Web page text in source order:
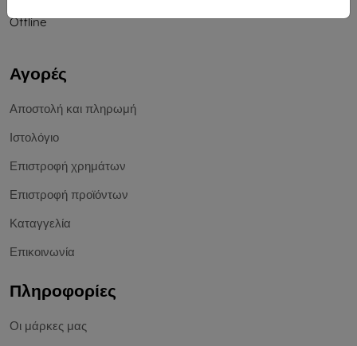
Offline
Αγορές
Αποστολή και πληρωμή
Ιστολόγιο
Επιστροφή χρημάτων
Επιστροφή προϊόντων
Καταγγελία
Επικοινωνία
Πληροφορίες
Οι μάρκες μας